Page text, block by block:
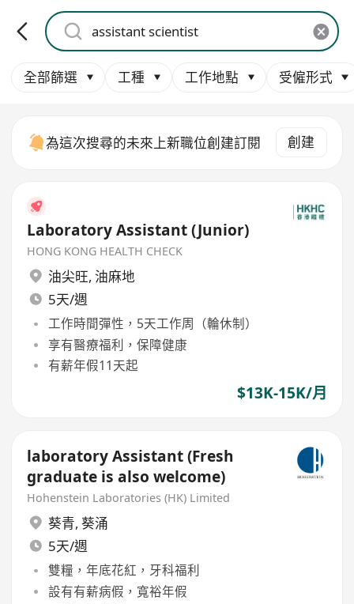
全部篩選 工種 工作地點 受僱形式
為這次搜尋的未來上新職位創建訂閱 創建
Laboratory Assistant (Junior)
HONG KONG HEALTH CHECK
油尖旺, 油麻地
5天/週
工作時間彈性，5天工作周（輪休制）
享有醫療福利，保障健康
有薪年假11天起
$13K-15K/月
laboratory Assistant (Fresh
graduate is also welcome)
Hohenstein Laboratories (HK) Limited
葵青, 葵涌
5天/週
雙糧，年底花紅，牙科福利
設有有薪病假，寬裕年假